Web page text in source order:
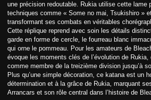
une précision redoutable. Rukia utilise cette lame
techniques comme « Some no mai, Tsukishiro »
transformant ses combats en véritables
Cette réplique reprend avec soin les détails
garde en forme de cercle, le fourreau blanc
qui orne le pommeau. Pour les amateurs de
évoque les moments clés de l’évolution de Rukia,
comme membre de la treizième division jusqu’à
Plus qu’une simple décoration, ce katana est un
détermination et à la grâce de Rukia, marquant
Arrancars et son rôle central dans l’histoire de